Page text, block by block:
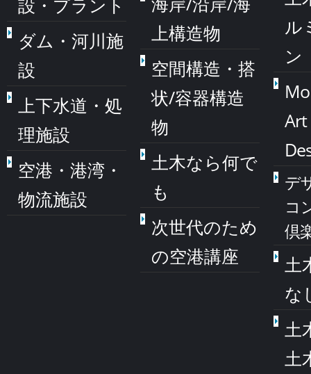
設・プラント
ダム・河川施
設
上下水道・処
理施設
空港・港湾・
物流施設
上構造物
空間構造・搭
状/容器構造
物
土木なら何で
も
次世代のため
の空港講座
ル
ン
デ
コ
倶
土
な
土
土